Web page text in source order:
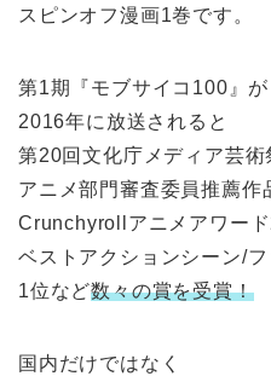
スピンオフ漫画1巻です。
第1期『モブサイコ100』が
2016年に放送されると
第20回文化庁メディア芸術
アニメ部門審査委員推薦作
Crunchyrollアニメアワー
ベストアクションシーン/
1位など数々の賞を受賞！
国内だけではなく